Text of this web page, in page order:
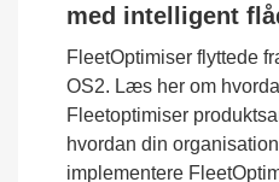
med intelligent
FleetOptimiser flyttede
OS2. Læs her om
Fleetoptimiser
hvordan din
implementere